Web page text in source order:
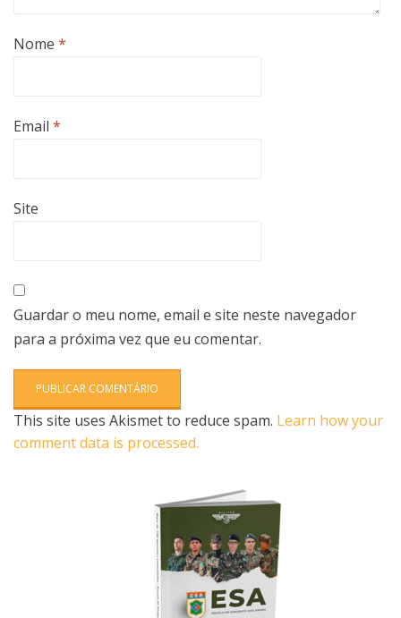
Nome *
Email *
Site
Guardar o meu nome, email e site neste navegador
para a próxima vez que eu comentar.
This site uses Akismet to reduce spam. Learn how your
comment data is processed.